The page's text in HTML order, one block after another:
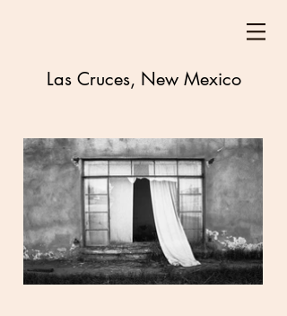
Las Cruces, New Mexico